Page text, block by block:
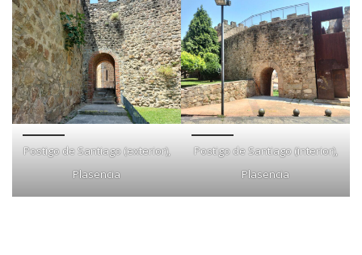
Postigo de Santiago (exterior),
Plasencia
Postigo de Santiago (interior),
Plasencia